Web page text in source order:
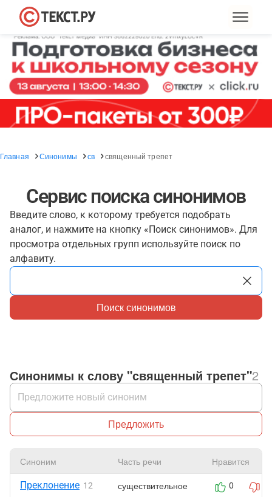
Главная Синонимы св священный трепет
Сервис поиска синонимов
Введите слово, к которому требуется подобрать
аналог, и нажмите на кнопку «Поиск синонимов». Для
просмотра отдельных групп используйте поиск по
алфавиту.
Поиск синонимов
Синонимы к слову "священный трепет"2
Предложить
Синоним Часть речи Нравится
Преклонение 12 существительное 0